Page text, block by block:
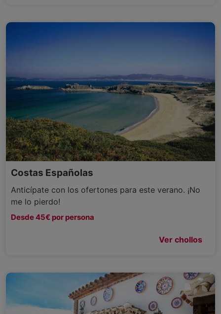
Costas Españolas
Anticípate con los ofertones para este verano. ¡No
me lo pierdo!
Desde 45€ por persona
Ver chollos